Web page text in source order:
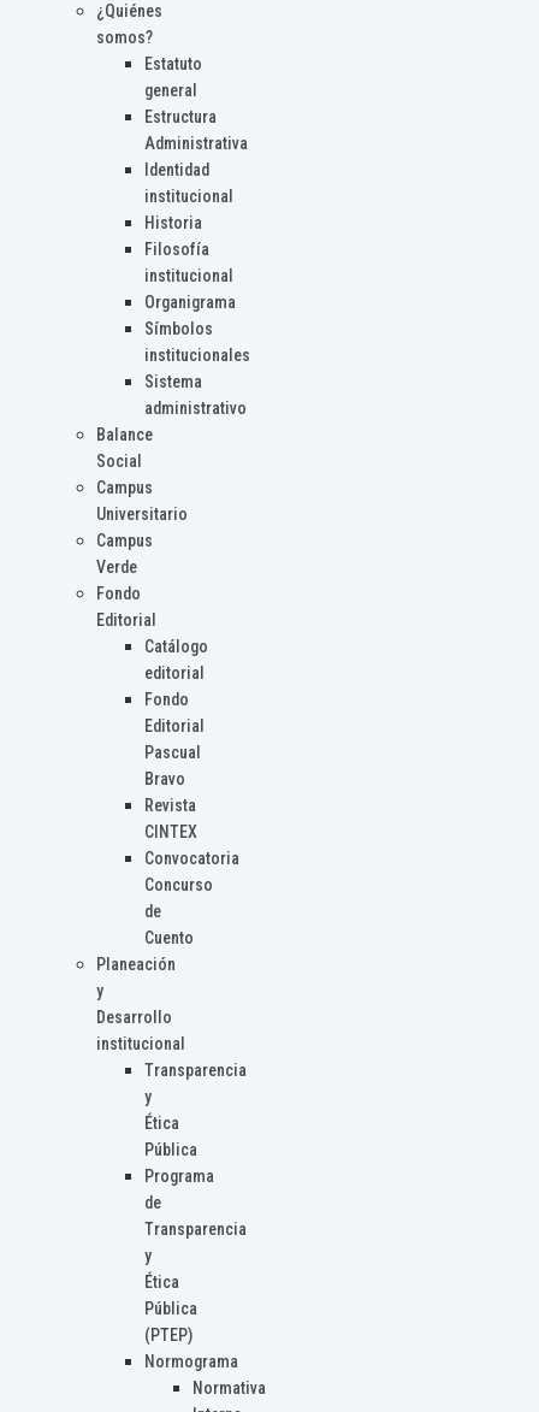
¿Quiénes
somos?
Estatuto
general
Estructura
Administrativa
Identidad
institucional
Historia
Filosofía
institucional
Organigrama
Símbolos
institucionales
Sistema
administrativo
Balance
Social
Campus
Universitario
Campus
Verde
Fondo
Editorial
Catálogo
editorial
Fondo
Editorial
Pascual
Bravo
Revista
CINTEX
Convocatoria
Concurso
de
Cuento
Planeación
y
Desarrollo
institucional
Transparencia
y
Ética
Pública
Programa
de
Transparencia
y
Ética
Pública
(PTEP)
Normograma
Normativa